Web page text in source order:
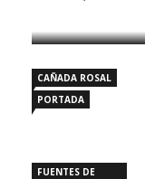
CAÑADA ROSAL
PORTADA
FUENTES DE